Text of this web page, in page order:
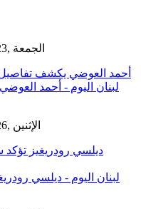
GMT 08:39 2026 الجمعة ,23 كانون الثاني / يناير
أحمد العوضي يكشف
GMT 08:27 2026 الإثنين ,26 كانون الثاني / يناير
ديلسي رودريغيز تؤكد